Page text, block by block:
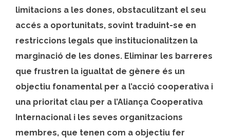
limitacions a les dones, obstaculitzant el seu
accés a oportunitats, sovint traduint-se en
restriccions legals que institucionalitzen la
marginació de les dones. Eliminar les barreres
que frustren la igualtat de gènere és un
objectiu fonamental per a l’acció cooperativa i
una prioritat clau per a l’Aliança Cooperativa
Internacional i les seves organitzacions
membres, que tenen com a objectiu fer